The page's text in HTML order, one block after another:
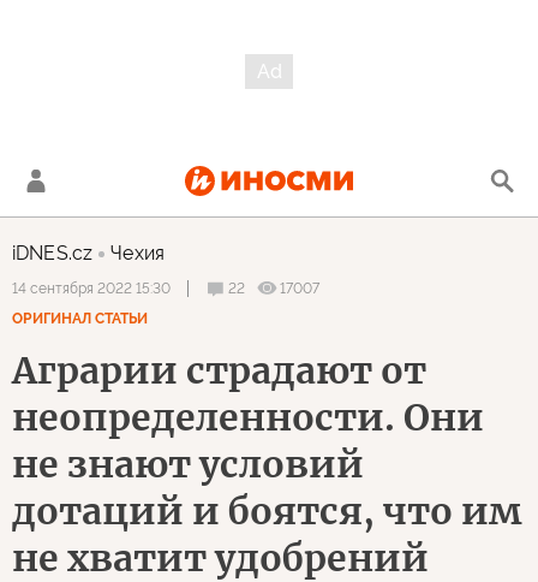
iDNES.cz Чехия
14 сентября 2022 15:30 22
17007
ОРИГИНАЛ СТАТЬИ
Аграрии страдают от
неопределенности. Они
не знают условий
дотаций и боятся, что им
не хватит удобрений